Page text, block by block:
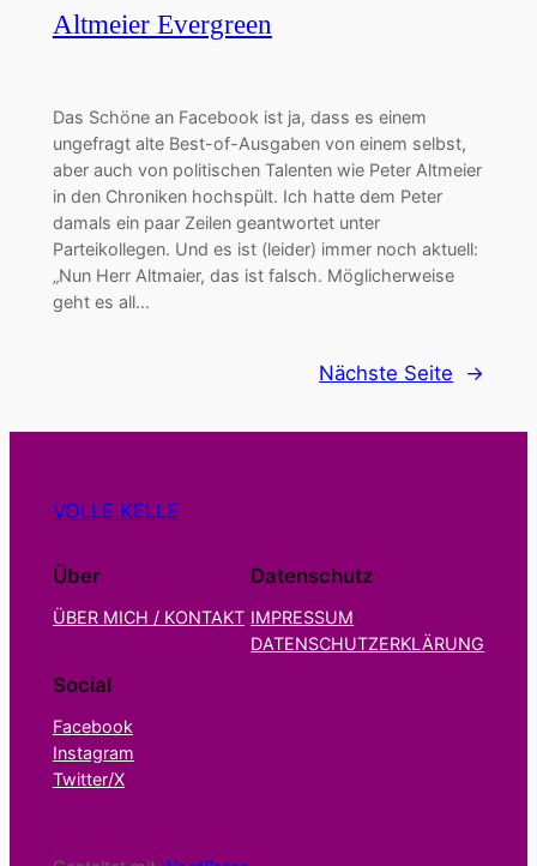
Altmeier Evergreen
Das Schöne an Facebook ist ja, dass es einem
ungefragt alte Best-of-Ausgaben von einem selbst,
aber auch von politischen Talenten wie Peter Altmeier
in den Chroniken hochspült. Ich hatte dem Peter
damals ein paar Zeilen geantwortet unter
Parteikollegen. Und es ist (leider) immer noch aktuell:
„Nun Herr Altmaier, das ist falsch. Möglicherweise
geht es all…
Nächste Seite →
VOLLE KELLE
Über
ÜBER MICH / KONTAKT
Datenschutz
IMPRESSUM
DATENSCHUTZERKLÄRUNG
Social
Facebook
Instagram
Twitter/X